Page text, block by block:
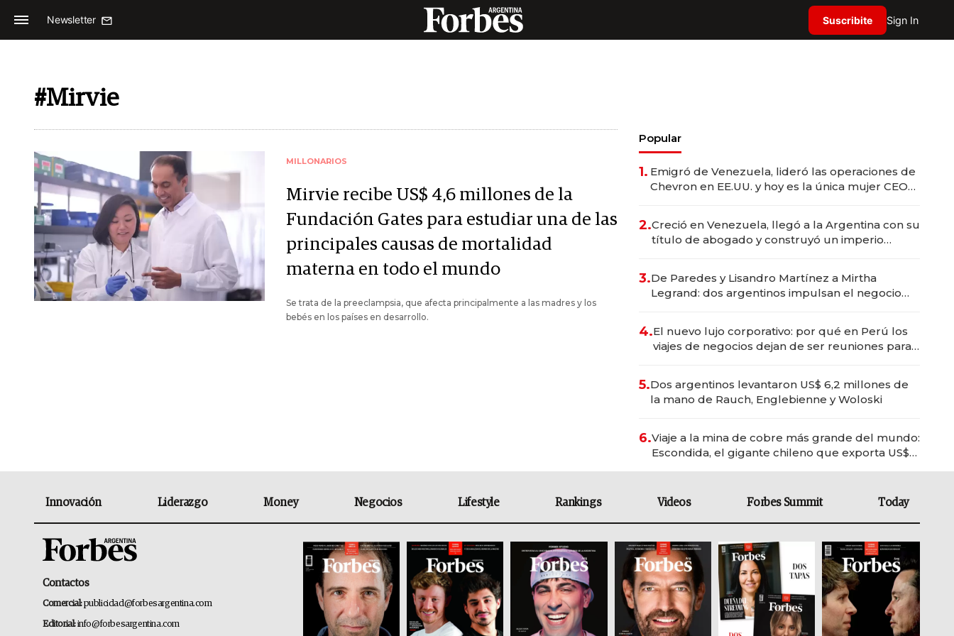
Newsletter Suscribite Sign In
#Mirvie
MILLONARIOS
Mirvie recibe US$ 4,6 millones de la
Fundación Gates para estudiar una de las
principales causas de mortalidad
materna en todo el mundo
Se trata de la preeclampsia, que afecta principalmente a las madres y los
bebés en los países en desarrollo.
Popular
1. Emigró de Venezuela, lideró las operaciones de
Chevron en EE.UU. y hoy es la única mujer CEO
2.Creció en Venezuela, llegó a la Argentina con su
título de abogado y construyó un imperio
3.De Paredes y Lisandro Martínez a Mirtha
Legrand: dos argentinos impulsan el negocio
4.El nuevo lujo corporativo: por qué en Perú los
viajes de negocios dejan de ser reuniones para
5.Dos argentinos levantaron US$ 6,2 millones de
la mano de Rauch, Englebienne y Woloski
6.Viaje a la mina de cobre más grande del mundo:
Escondida, el gigante chileno que exporta US$
Innovación Liderazgo Money Negocios Lifestyle Rankings Videos Forbes Summit Today
Contactos
Comercial:publicidad@forbesargentina.com
Editorial:info@forbesargentina.com